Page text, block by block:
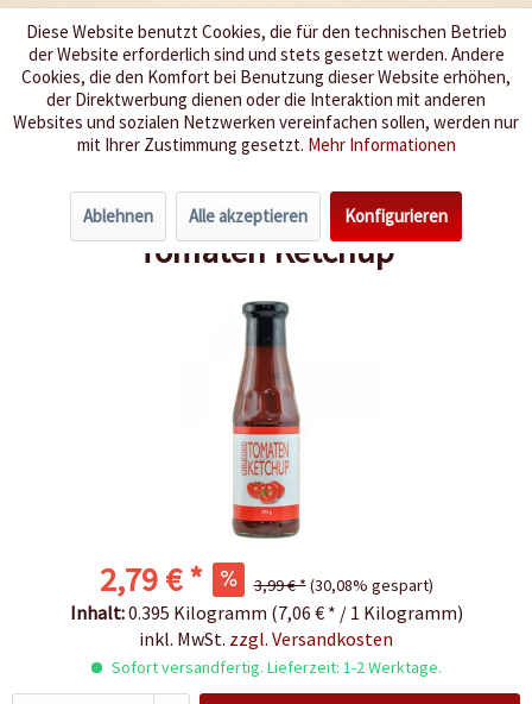
Wir würzen Ihr Leben
Menü
Übersicht Grillen & Barbecue
Tomaten Ketchup
2,79 € * 3,99 € *(30,08% gespart)
Inhalt:0.395 Kilogramm (7,06 € * / 1 Kilogramm)
inkl. MwSt. zzgl. Versandkosten
Sofort versandfertig. Lieferzeit: 1-2 Werktage.
Diese Website benutzt Cookies, die für den technischen Betrieb
der Website erforderlich sind und stets gesetzt werden. Andere
Cookies, die den Komfort bei Benutzung dieser Website erhöhen,
der Direktwerbung dienen oder die Interaktion mit anderen
Websites und sozialen Netzwerken vereinfachen sollen, werden nur
mit Ihrer Zustimmung gesetzt. Mehr Informationen
Ablehnen Alle akzeptieren Konfigurieren